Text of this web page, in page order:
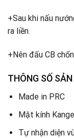
+Sau khi nấu
ra liền.
+Nên đấu CB
THÔNG SỐ
Made in PRC
Mặt kính
Tự nhận diện